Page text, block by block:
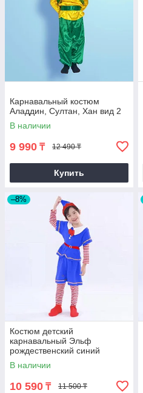
Карнавальный костюм
Аладдин, Султан, Хан вид 2
В наличии
9 990 ₸ 12 490 ₸
Купить
–8%
Костюм детский
карнавальный Эльф
рождественский синий
В наличии
10 590 ₸ 11 500 ₸